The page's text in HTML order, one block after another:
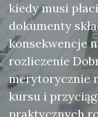
kiedy musi
dokumenty
konsekwencje
rozliczenie
merytorycznie
kursu i
praktycznych